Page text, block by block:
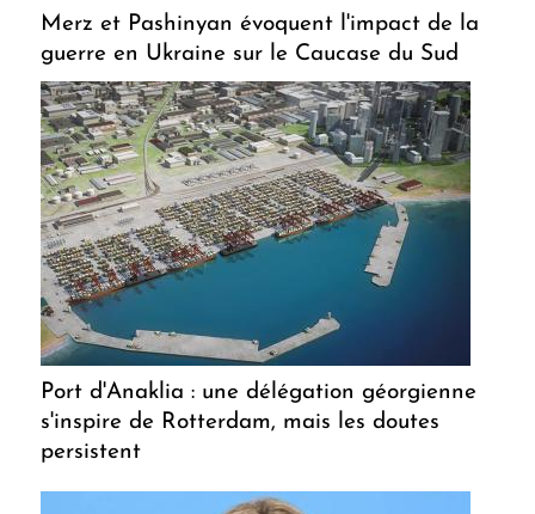
Merz et Pashinyan évoquent l'impact de la
guerre en Ukraine sur le Caucase du Sud
Port d'Anaklia : une délégation géorgienne
s'inspire de Rotterdam, mais les doutes
persistent